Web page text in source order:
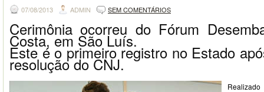
07/08/2013 ADMIN SEM COMENTÁRIOS
Cerimônia ocorreu do Fórum
Costa, em São Luís.
Este é o primeiro registro no Estado
resolução do CNJ.